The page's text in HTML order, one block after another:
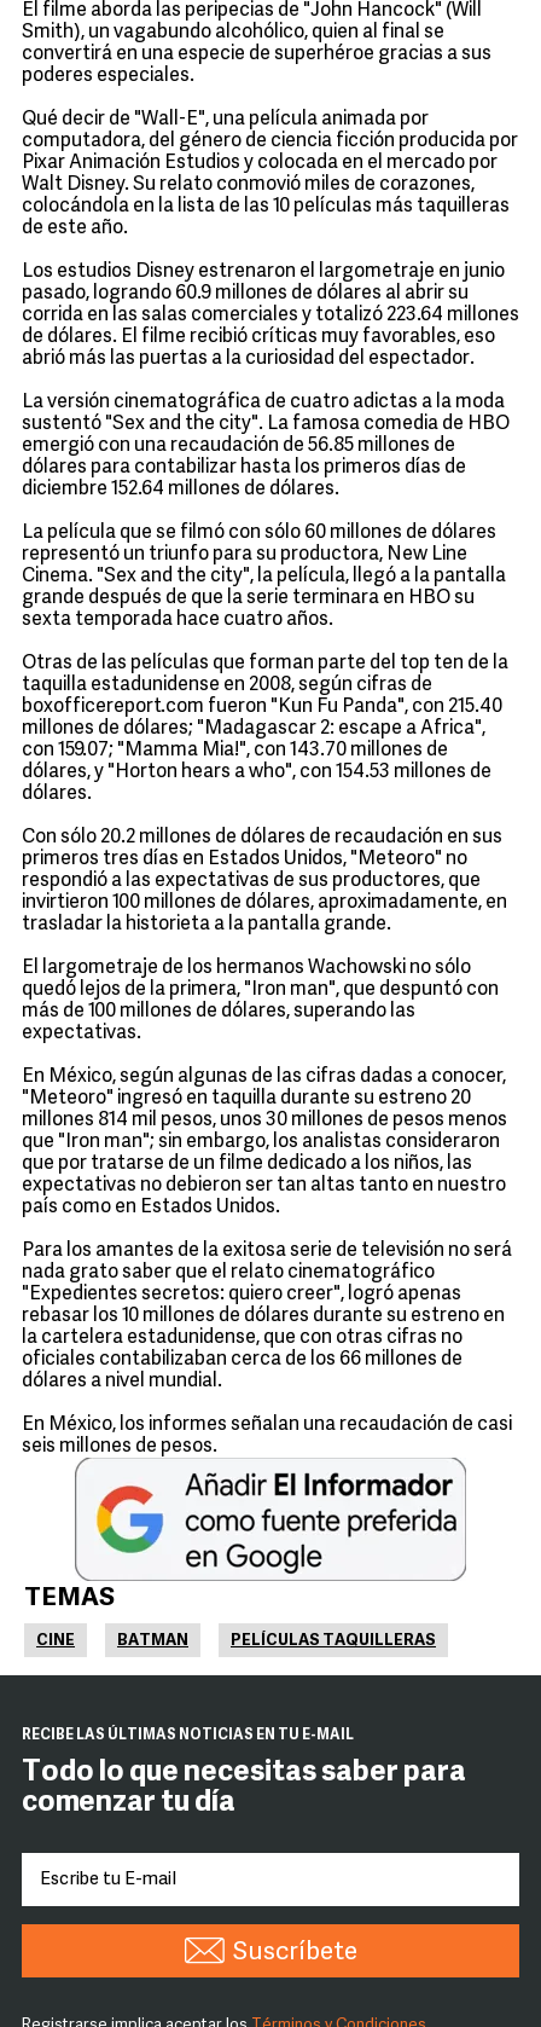
El filme aborda las peripecias de "John Hancock" (Will
Smith), un vagabundo alcohólico, quien al final se
convertirá en una especie de superhéroe gracias a sus
poderes especiales.
Qué decir de "Wall-E", una película animada por
computadora, del género de ciencia ficción producida por
Pixar Animación Estudios y colocada en el mercado por
Walt Disney. Su relato conmovió miles de corazones,
colocándola en la lista de las 10 películas más taquilleras
de este año.
Los estudios Disney estrenaron el largometraje en junio
pasado, logrando 60.9 millones de dólares al abrir su
corrida en las salas comerciales y totalizó 223.64 millones
de dólares. El filme recibió críticas muy favorables, eso
abrió más las puertas a la curiosidad del espectador.
La versión cinematográfica de cuatro adictas a la moda
sustentó "Sex and the city". La famosa comedia de HBO
emergió con una recaudación de 56.85 millones de
dólares para contabilizar hasta los primeros días de
diciembre 152.64 millones de dólares.
La película que se filmó con sólo 60 millones de dólares
representó un triunfo para su productora, New Line
Cinema. "Sex and the city", la película, llegó a la pantalla
grande después de que la serie terminara en HBO su
sexta temporada hace cuatro años.
Otras de las películas que forman parte del top ten de la
taquilla estadunidense en 2008, según cifras de
boxofficereport.com fueron "Kun Fu Panda", con 215.40
millones de dólares; "Madagascar 2: escape a Africa",
con 159.07; "Mamma Mia!", con 143.70 millones de
dólares, y "Horton hears a who", con 154.53 millones de
dólares.
Con sólo 20.2 millones de dólares de recaudación en sus
primeros tres días en Estados Unidos, "Meteoro" no
respondió a las expectativas de sus productores, que
invirtieron 100 millones de dólares, aproximadamente, en
trasladar la historieta a la pantalla grande.
El largometraje de los hermanos Wachowski no sólo
quedó lejos de la primera, "Iron man", que despuntó con
más de 100 millones de dólares, superando las
expectativas.
En México, según algunas de las cifras dadas a conocer,
"Meteoro" ingresó en taquilla durante su estreno 20
millones 814 mil pesos, unos 30 millones de pesos menos
que "Iron man"; sin embargo, los analistas consideraron
que por tratarse de un filme dedicado a los niños, las
expectativas no debieron ser tan altas tanto en nuestro
país como en Estados Unidos.
Para los amantes de la exitosa serie de televisión no será
nada grato saber que el relato cinematográfico
"Expedientes secretos: quiero creer", logró apenas
rebasar los 10 millones de dólares durante su estreno en
la cartelera estadunidense, que con otras cifras no
oficiales contabilizaban cerca de los 66 millones de
dólares a nivel mundial.
En México, los informes señalan una recaudación de casi
seis millones de pesos.
TEMAS
CINE BATMAN PELÍCULAS TAQUILLERAS
RECIBE LAS ÚLTIMAS NOTICIAS EN TU E-MAIL
Todo lo que necesitas saber para
comenzar tu día
Suscríbete